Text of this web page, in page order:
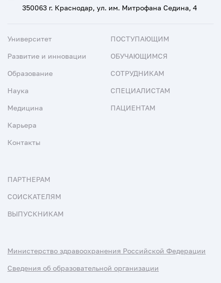
350063 г. Краснодар, ул. им. Митрофана Седина, 4
Университет
Развитие и инновации
Образование
Наука
Медицина
Карьера
Контакты
ПОСТУПАЮЩИМ
ОБУЧАЮЩИМСЯ
СОТРУДНИКАМ
СПЕЦИАЛИСТАМ
ПАЦИЕНТАМ
ПАРТНЕРАМ
СОИСКАТЕЛЯМ
ВЫПУСКНИКАМ
Министерство здравоохранения Российской Федерации
Сведения об образовательной организации